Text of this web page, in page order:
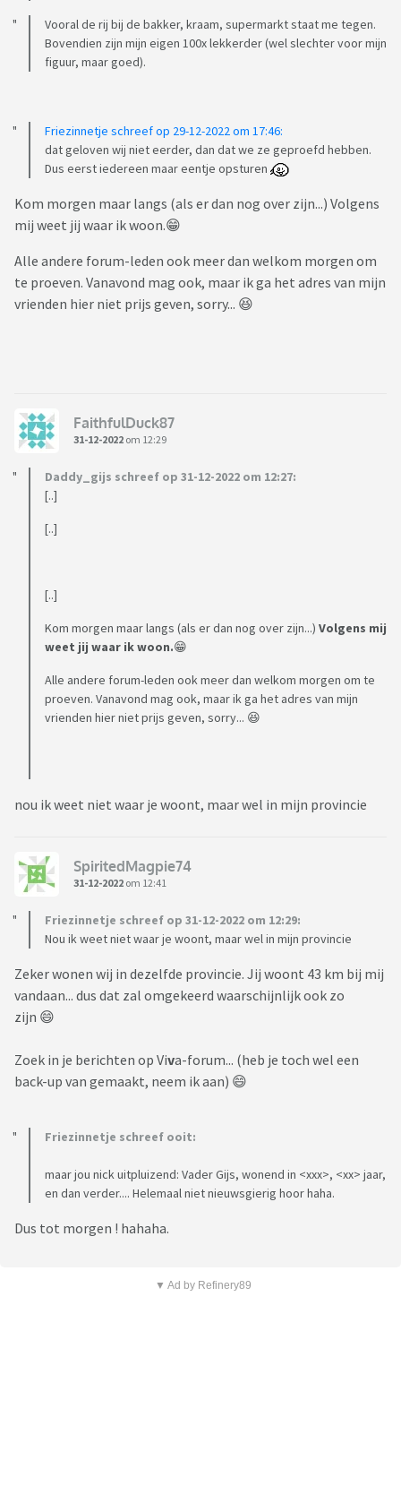
Vooral de rij bij de bakker, kraam, supermarkt staat me tegen.
Bovendien zijn mijn eigen 100x lekkerder (wel slechter voor mijn
figuur, maar goed).
Friezinnetje schreef op 29-12-2022 om 17:46:
dat geloven wij niet eerder, dan dat we ze geproefd hebben.
Dus eerst iedereen maar eentje opsturen
Kom morgen maar langs (als er dan nog over zijn...) Volgens
mij weet jij waar ik woon.😁
Alle andere forum-leden ook meer dan welkom morgen om
te proeven. Vanavond mag ook, maar ik ga het adres van mijn
vrienden hier niet prijs geven, sorry... 😆
FaithfulDuck87
31-12-2022 om 12:29
Daddy_gijs schreef op 31-12-2022 om 12:27:
[..]
[..]
[..]
Kom morgen maar langs (als er dan nog over zijn...) Volgens mij
weet jij waar ik woon.😁
Alle andere forum-leden ook meer dan welkom morgen om te
proeven. Vanavond mag ook, maar ik ga het adres van mijn
vrienden hier niet prijs geven, sorry... 😆
nou ik weet niet waar je woont, maar wel in mijn provincie
SpiritedMagpie74
31-12-2022 om 12:41
Friezinnetje schreef op 31-12-2022 om 12:29:
Nou ik weet niet waar je woont, maar wel in mijn provincie
Zeker wonen wij in dezelfde provincie. Jij woont 43 km bij mij
vandaan... dus dat zal omgekeerd waarschijnlijk ook zo
zijn 😄
Zoek in je berichten op Viva-forum... (heb je toch wel een
back-up van gemaakt, neem ik aan) 😄
Friezinnetje schreef ooit:
maar jou nick uitpluizend: Vader Gijs, wonend in <xxx>, <xx> jaar,
en dan verder.... Helemaal niet nieuwsgierig hoor haha.
Dus tot morgen ! hahaha.
▼ Ad by Refinery89